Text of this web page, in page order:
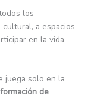
los
a espacios
en la vida
juega solo en la
formación de